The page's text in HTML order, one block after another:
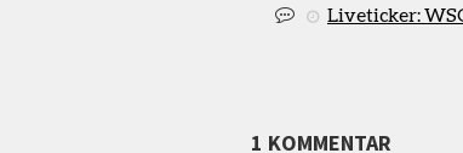
Liveticker:
1 KOMMENTAR